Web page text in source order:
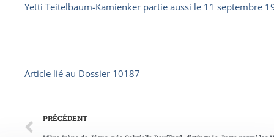
Yetti Teitelbaum-Kamienker partie aussi le 11 septembre
Article lié au Dossier 10187
PRÉCÉDENT